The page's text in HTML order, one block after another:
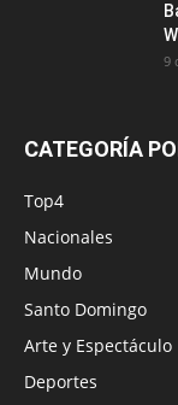
9
CATEGORÍA
Top4
Nacionales
Mundo
Santo Domingo
Arte y Espectáculo
Deportes